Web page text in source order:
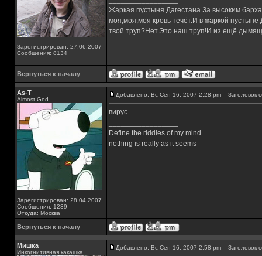
Зарегистрирован: 27.06.2007
Сообщения: 8134
Жаркая пустыня Дагестана.За высоким
моя,моя,моя кровь течёт.И в жаркой
твой труп?Нет.Это наш труп!И из ещё
Вернуться к началу
As-T
Almost God
Зарегистрирован: 28.04.2007
Сообщения: 1239
Откуда: Москва
Добавлено: Вс Сен 16, 2007 2:28 pm Заголовок
вирус...........
Define the riddles of my mind
nothing is really as it seems
Вернуться к началу
Мишка
Инкогнитивная какашка
Добавлено: Вс Сен 16, 2007 2:58 pm Заголовок